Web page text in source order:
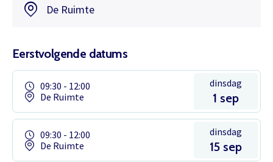
De Ruimte
Eerstvolgende datums
09:30 - 12:00
De Ruimte
dinsdag
1 sep
09:30 - 12:00
De Ruimte
dinsdag
15 sep